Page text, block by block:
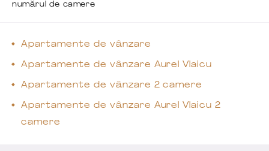
numărul de camere
Apartamente de vânzare
Apartamente de vânzare Aurel Vlaicu
Apartamente de vânzare 2 camere
Apartamente de vânzare Aurel Vlaicu 2
camere